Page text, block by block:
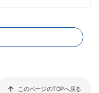
このページのTOPへ戻る